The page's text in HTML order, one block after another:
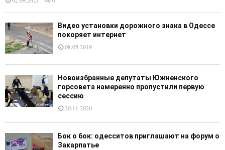
Видео установки дорожного знака в Одессе
покоряет интернет
08.05.2019
Новоизбранные депутаты Южненского
горсовета намеренно пропустили первую
сессию
20.11.2020
Бок о бок: одесситов приглашают на форум о
Закарпатье